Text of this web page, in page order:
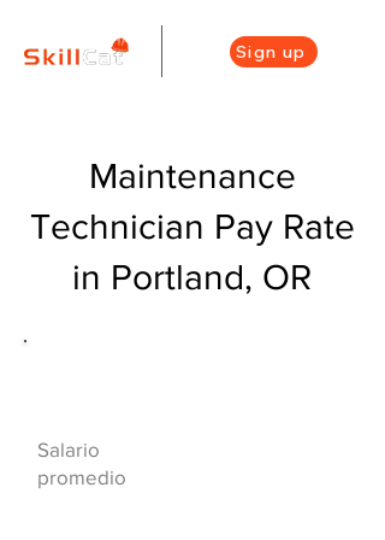
Sign up
Maintenance
Technician Pay Rate
in Portland, OR
Salario
promedio